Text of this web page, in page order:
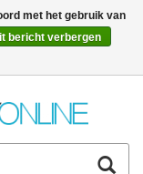
Nederlands €
met het gebruik van
bericht verbergen